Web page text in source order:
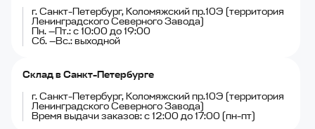
г. Санкт-Петербург, Коломяжский пр.10Э (территория
Ленинградского Северного Завода)
Пн. —Пт.: с 10:00 до 19:00
Сб. —Вс.: выходной
Склад в Санкт-Петербурге
г. Санкт-Петербург, Коломяжский пр.10Э (территория
Ленинградского Северного Завода)
Время выдачи заказов: с 12:00 до 17:00 (пн-пт)